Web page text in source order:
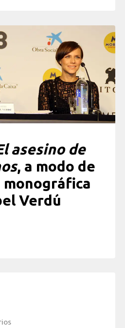
asesino de
, a modo de
Verdú